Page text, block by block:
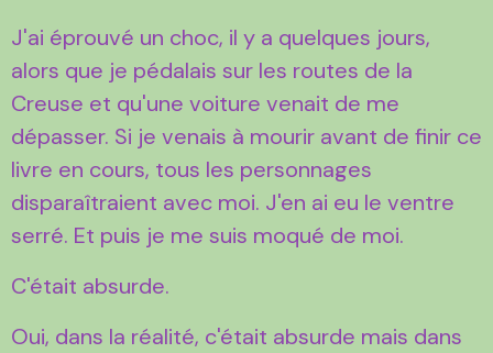
J'ai éprouvé un choc, il y a quelques jours,
alors que je pédalais sur les routes de la
Creuse et qu'une voiture venait de me
dépasser. Si je venais à mourir avant de finir ce
livre en cours, tous les personnages
disparaîtraient avec moi. J'en ai eu le ventre
serré. Et puis je me suis moqué de moi.
C'était absurde.
Oui, dans la réalité, c'était absurde mais dans